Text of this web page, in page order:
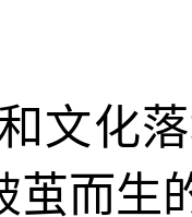
文化
茧而生